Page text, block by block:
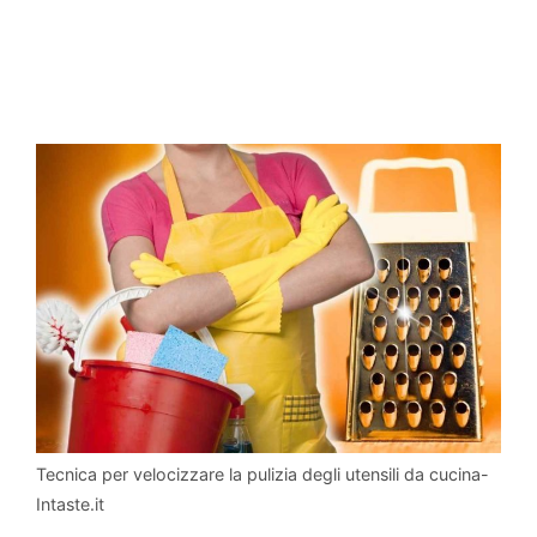
Tecnica per velocizzare la pulizia degli utensili da cucina-
Intaste.it